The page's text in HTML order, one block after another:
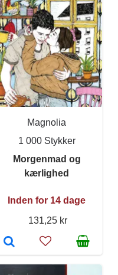
Magnolia
1 000 Stykker
Morgenmad og
kærlighed
Inden for 14 dage
131,25 kr